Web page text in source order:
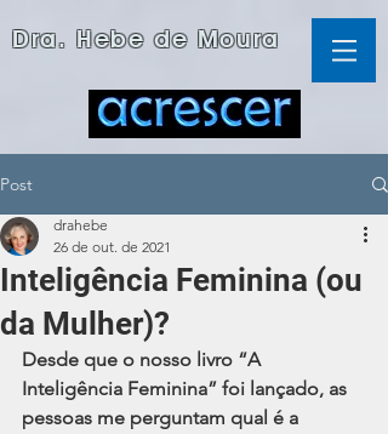
Dra. Hebe de Moura
Post
Inteligência Feminina (ou
da Mulher)?
drahebe
26 de out. de 2021
Desde que o nosso livro “A
Inteligência Feminina” foi lançado, as
pessoas me perguntam qual é a